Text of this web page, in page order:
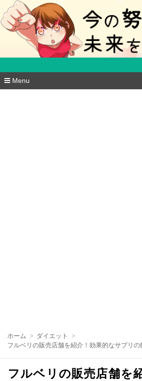
５分で得する豆知識ブログ
Menu
ホーム
ダイエット
フルベリの販売店舗を紹介！効果的なサプリの
フルベリの販売店舗を